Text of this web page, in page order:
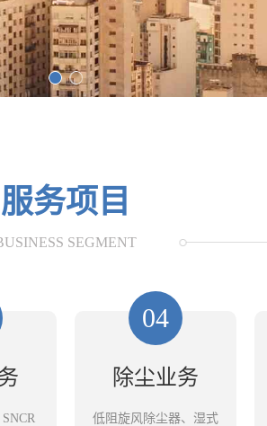
服务项目
SEGMENT
04
除尘业务
低阻旋风除尘器、湿式